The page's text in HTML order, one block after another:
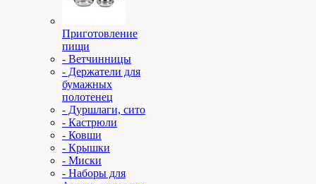
Приготовление
пищи
- Ветчинницы
- Держатели для
бумажных
полотенец
- Дуршлаги, сито
- Кастрюли
- Ковши
- Крышки
- Миски
- Наборы для